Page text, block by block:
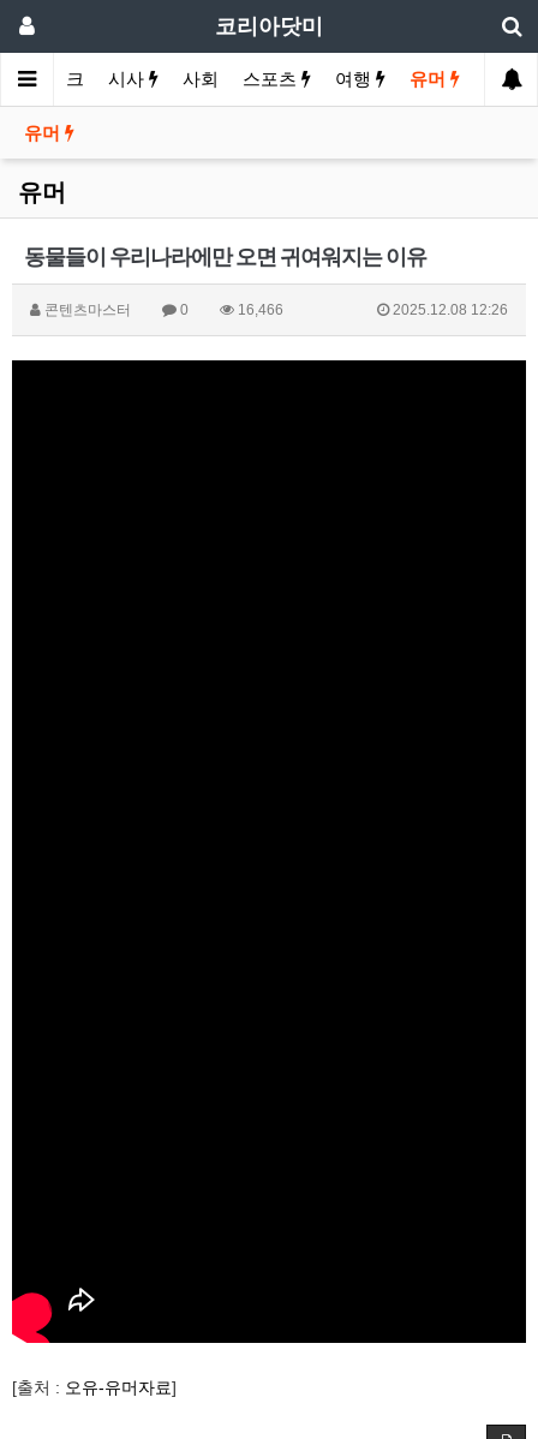
코리아닷미
바이크 시사 사회 스포츠 여행 유머
유머
유머
동물들이 우리나라에만 오면 귀여워지는 이유
콘텐츠마스터 0 16,466 2025.12.08 12:26
[출처 : 오유-유머자료]